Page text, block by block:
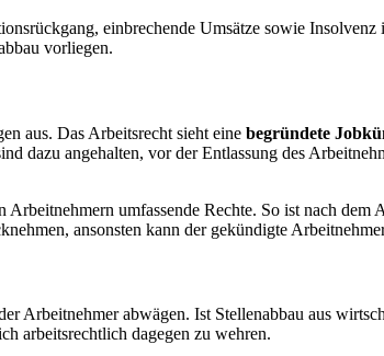
einbrechende Umsätze sowie
vorliegen.
aus. Das Arbeitsrecht sieht eine begründete
dazu angehalten, vor der Entlassung des
umfassende Rechte. So ist nach dem
ansonsten kann der gekündigte
Arbeitnehmer abwägen. Ist Stellenabbau aus
arbeitsrechtlich dagegen zu wehren.